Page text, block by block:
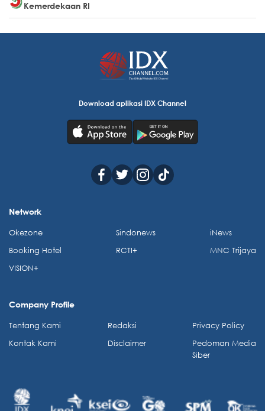
Kemerdekaan RI
Download aplikasi IDX Channel
Network
Okezone
Booking Hotel
VISION+
Sindonews
RCTI+
iNews
MNC Trijaya
Company Profile
Tentang Kami
Kontak Kami
Redaksi
Disclaimer
Privacy Policy
Pedoman Media
Siber